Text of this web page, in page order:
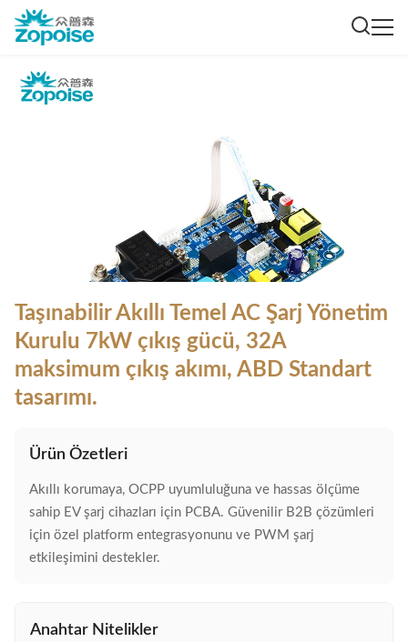
Taşınabilir Akıllı Temel AC Şarj Yönetim
Kurulu 7kW çıkış gücü, 32A
maksimum çıkış akımı, ABD Standart
tasarımı.
Ürün Özetleri
Akıllı korumaya, OCPP uyumluluğuna ve hassas ölçüme
sahip EV şarj cihazları için PCBA. Güvenilir B2B çözümleri
için özel platform entegrasyonunu ve PWM şarj
etkileşimini destekler.
Anahtar Nitelikler